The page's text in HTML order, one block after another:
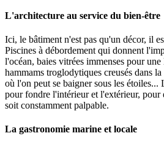
L'architecture au service du bien-être
Ici, le bâtiment n'est pas qu'un décor, il
Piscines à débordement qui donnent
l'océan, baies vitrées immenses pour
hammams troglodytiques creusés dans
où l'on peut se baigner sous les étoiles...
pour fondre l'intérieur et l'extérieur, pour
soit constamment palpable.
La gastronomie marine et locale